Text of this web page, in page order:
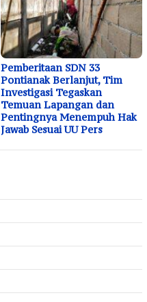
Pemberitaan SDN 33
Pontianak Berlanjut, Tim
Investigasi Tegaskan
Temuan Lapangan dan
Pentingnya Menempuh Hak
Jawab Sesuai UU Pers